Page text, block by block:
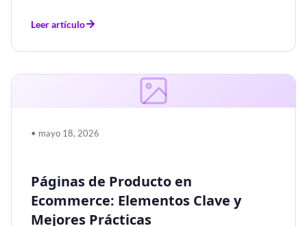
Leer artículo
• mayo 18, 2026
Páginas de Producto en
Ecommerce: Elementos Clave y
Mejores Prácticas